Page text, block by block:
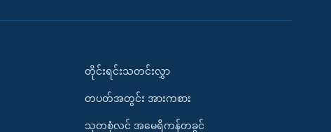
တိုင်းရင်းသတင်းလွှာ
တပတ်အတွင်း အားကစား
သုတစုံလင် အမေရိကန်တခွင်